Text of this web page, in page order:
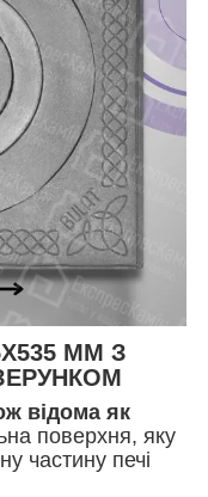
ММ З
відома як
поверхня, яку
частину печі